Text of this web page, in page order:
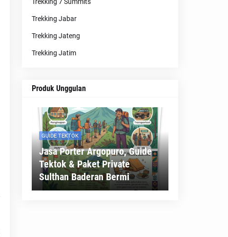
Trekking Jabar
Trekking Jateng
Trekking Jatim
Produk Unggulan
GUIDE TEKTOK
Jasa Porter Argopuro, Guide
Tektok & Paket Private
Sulthan Baderan Bermi